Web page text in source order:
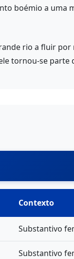
boémio a uma
rio a fluir
tornou-se
Contexto
Substantivo
Substantivo